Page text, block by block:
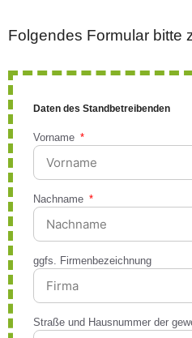
Folgendes Formular bitte
Daten des Standbetreibenden
Vorname
Nachname
ggfs. Firmenbezeichnung
Straße und Hausnummer der